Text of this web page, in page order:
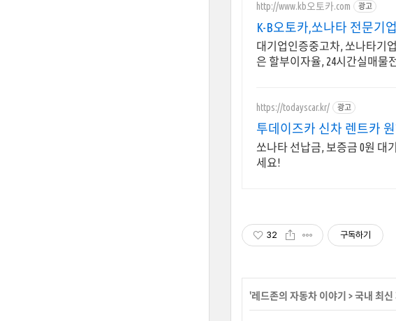
http://www.kb오토카.com 광고
K-B오토카,쏘나타 전문기업
대기업인증중고차, 쏘나타기
은 할부이자율, 24시간실매물
https://todayscar.kr/ 광고
투데이즈카 신차 렌트카
쏘나타 선납금, 보증금 0원 대
세요!
32 구독하기
'레드존의 자동차 이야기 >국내 최신